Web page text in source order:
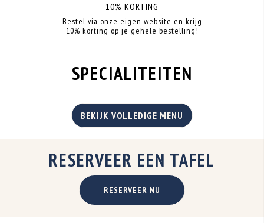
10% KORTING
Bestel via onze eigen website en krijg
10% korting op je gehele bestelling!
SPECIALITEITEN
BEKIJK VOLLEDIGE MENU
RESERVEER EEN TAFEL
RESERVEER NU